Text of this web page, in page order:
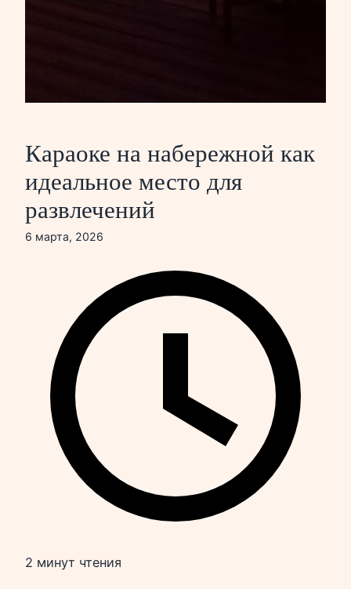
Караоке на набережной как
идеальное место для
развлечений
6 марта, 2026
2 минут чтения